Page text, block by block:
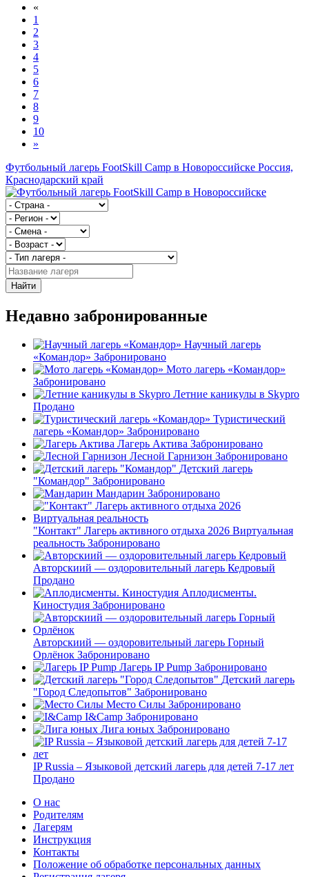
«
1
2
3
4
5
6
7
8
9
10
»
Футбольный лагерь FootSkill Camp в Новороссийске Россия,
Краснодарский край
Найти
Недавно забронированные
Научный лагерь
«Командор» Забронировано
Мото лагерь «Командор»
Забронировано
Летние каникулы в Skypro
Продано
Туристический
лагерь «Командор» Забронировано
Лагерь Актива Забронировано
Лесной Гарнизон Забронировано
Детский лагерь
"Командор" Забронировано
Мандарин Забронировано
"Контакт" Лагерь активного отдыха 2026 Виртуальная
реальность Забронировано
Авторскиий — оздоровительный лагерь Кедровый
Продано
Аплодисменты.
Киностудия Забронировано
Авторскиий — оздоровительный лагерь Горный
Орлёнок Забронировано
Лагерь IP Pump Забронировано
Детский лагерь
"Город Следопытов" Забронировано
Место Силы Забронировано
I&Camp Забронировано
Лига юных Забронировано
IP Russia – Языковой детский лагерь для детей 7-17 лет
Продано
О нас
Родителям
Лагерям
Инструкция
Контакты
Положение об обработке персональных данных